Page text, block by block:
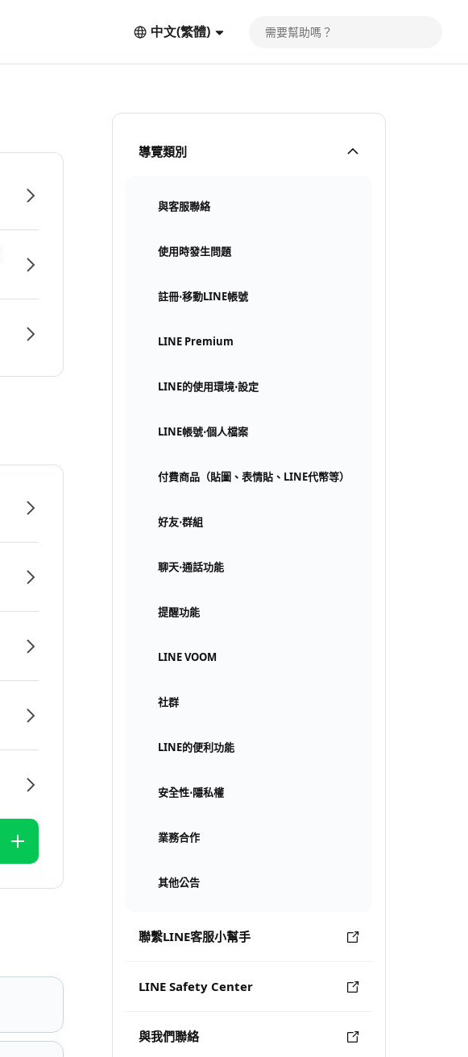
中文(繁體)
導覽類別
與客服聯絡
使用時發生問題
註冊⋅移動LINE帳號
LINE Premium
LINE的使用環境⋅設定
LINE帳號⋅個人檔案
付費商品（貼圖、表情貼、LINE代幣等）
好友⋅群組
聊天⋅通話功能
提醒功能
LINE VOOM
社群
LINE的便利功能
安全性⋅隱私權
業務合作
其他公告
聯繫LINE客服小幫手
LINE Safety Center
與我們聯絡